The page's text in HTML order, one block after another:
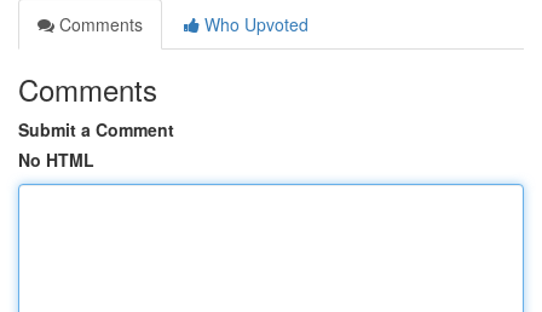
Comments
Who Upvoted
Comments
Submit a Comment
No HTML